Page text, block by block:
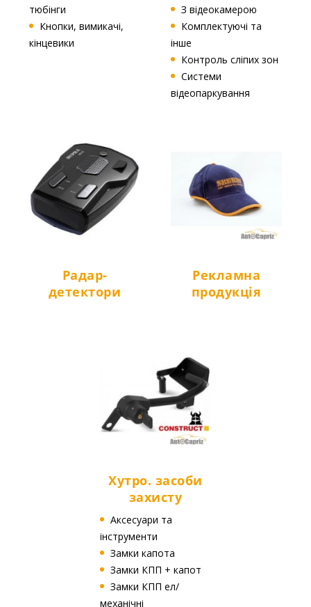
тюбінги
Кнопки, вимикачі,
кінцевики
З відеокамерою
Комплектуючі та
інше
Контроль сліпих зон
Системи
відеопаркування
Радар-
детектори
Рекламна
продукція
Хутро. засоби
захисту
Аксесуари та
інструменти
Замки капота
Замки КПП + капот
Замки КПП ел/
механічні